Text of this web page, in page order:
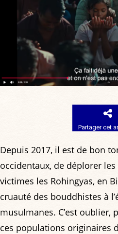
Partager cet
Depuis 2017, il est de bon
occidentaux, de déplorer
victimes les Rohingyas, en
cruauté des bouddhistes à
musulmanes. C’est oublier,
ces populations originaires